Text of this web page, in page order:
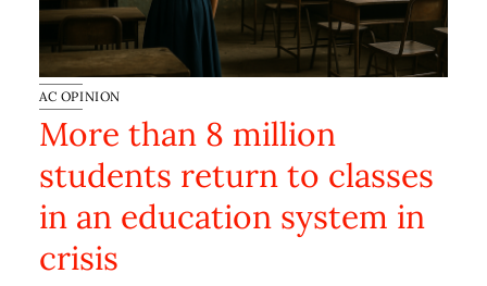
AC OPINION
More than 8 million
students return to classes
in an education system in
crisis